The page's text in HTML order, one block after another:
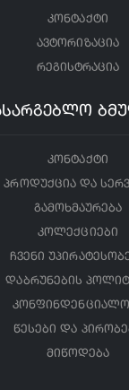
კონტაქტი
ავტორიზაცია
რეგისტრაცია
კონტაქტი
პროდუქცია და
გამოხმაურება
კოლექციები
ჩვენი
დაბრუნების
წესები და
მიწოდება